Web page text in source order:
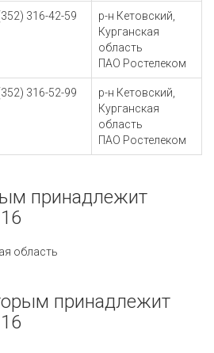
316-42-59
р-н Кетовский,
Курганская
область
ПАО Ростелеком
316-52-99
р-н Кетовский,
Курганская
область
ПАО Ростелеком
принадлежит
область
принадлежит